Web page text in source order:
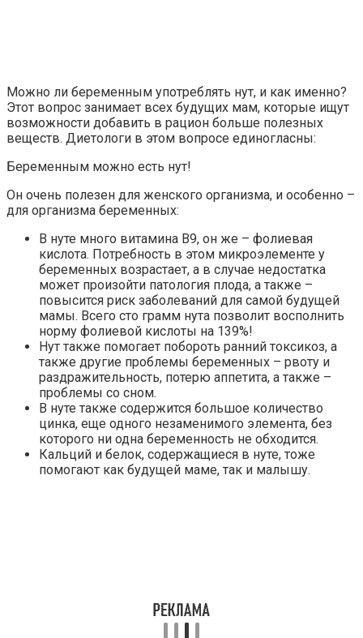
Можно ли беременным употреблять нут, и как именно?
Этот вопрос занимает всех будущих мам, которые ищут
возможности добавить в рацион больше полезных
веществ. Диетологи в этом вопросе единогласны:
Беременным можно есть нут!
Он очень полезен для женского организма, и особенно –
для организма беременных:
В нуте много витамина В9, он же – фолиевая
кислота. Потребность в этом микроэлементе у
беременных возрастает, а в случае недостатка
может произойти патология плода, а также –
повысится риск заболеваний для самой будущей
мамы. Всего сто грамм нута позволит восполнить
норму фолиевой кислоты на 139%!
Нут также помогает побороть ранний токсикоз, а
также другие проблемы беременных – рвоту и
раздражительность, потерю аппетита, а также –
проблемы со сном.
В нуте также содержится большое количество
цинка, еще одного незаменимого элемента, без
которого ни одна беременность не обходится.
Кальций и белок, содержащиеся в нуте, тоже
помогают как будущей маме, так и малышу.